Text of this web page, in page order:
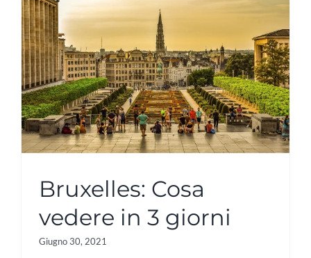
Bruxelles: Cosa
vedere in 3 giorni
Giugno 30, 2021